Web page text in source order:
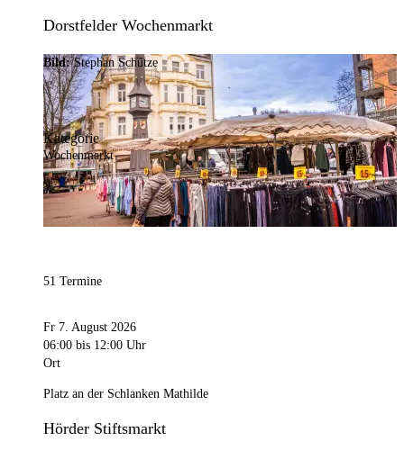
Dorstfelder Wochenmarkt
Bild:Stephan Schütze
Kategorie
Wochenmarkt
51 Termine
Fr 7. August 2026
06:00 bis 12:00 Uhr
Ort
Platz an der Schlanken Mathilde
Hörder Stiftsmarkt